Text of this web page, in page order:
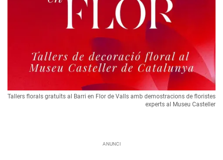
Tallers florals gratuïts al Barri en Flor de Valls amb demostracions de floristes
experts al Museu Casteller